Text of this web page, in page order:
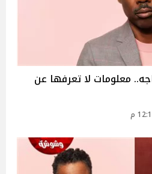
معلومات لا تعرفها عن